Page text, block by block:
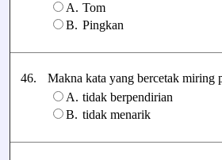
A. Tom
B. Pingkan
46.
Makna kata yang bercetak miring
A. tidak berpendirian
B. tidak menarik